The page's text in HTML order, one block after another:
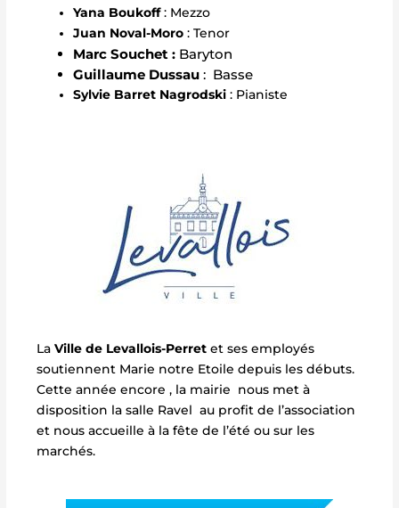
Yana Boukoff: Mezzo
Juan Noval-Moro : Tenor
Marc Souchet : Baryton
Guillaume Dussau : Basse
Sylvie Barret Nagrodski : Pianiste
LaVille de Levallois-Perret et ses employés
soutiennent Marie notre Etoile depuis les débuts.
Cette année encore , la mairie nous met à
disposition la salle Ravel au profit de l’association
et nous accueille à la fête de l’été ou sur les
marchés.